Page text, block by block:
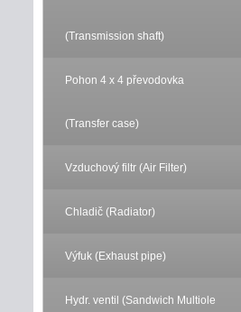
(Transmission shaft)
Pohon 4 x 4 převodovka
(Transfer case)
Vzduchový filtr (Air Filter)
Chladič (Radiator)
Výfuk (Exhaust pipe)
Hydr. ventil (Sandwich Multiole